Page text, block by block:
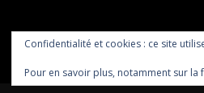
Confidentialité et cookies : ce site
Pour en savoir plus, notamment sur